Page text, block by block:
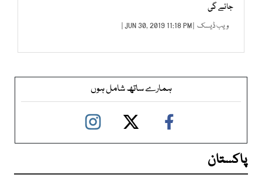
جائے گی
ویب ڈیسک | JUN 30, 2019 11:18 PM |
ہمارے ساتھ شامل ہوں
پاکستان